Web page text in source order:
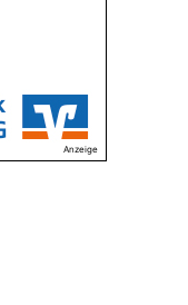
Anzeige